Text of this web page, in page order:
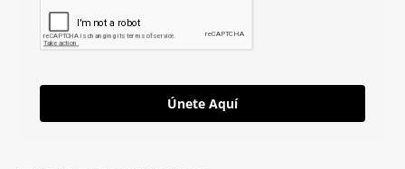
Únete Aquí